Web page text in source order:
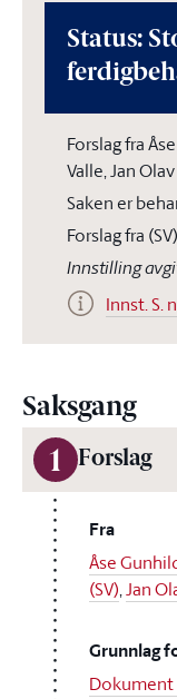
Status:
Forslag fra
Valle, Jan
Saken er
Forslag fra (SV)
Innstilling
Innst. S.
Saksgang
1 Forslag
Fra
Åse
(SV),Jan
Grunnlag
Dokument